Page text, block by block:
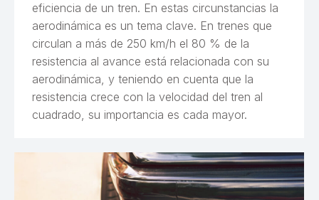
eficiencia de un tren. En estas circunstancias la
aerodinámica es un tema clave. En trenes que
circulan a más de 250 km/h el 80 % de la
resistencia al avance está relacionada con su
aerodinámica, y teniendo en cuenta que la
resistencia crece con la velocidad del tren al
cuadrado, su importancia es cada mayor.